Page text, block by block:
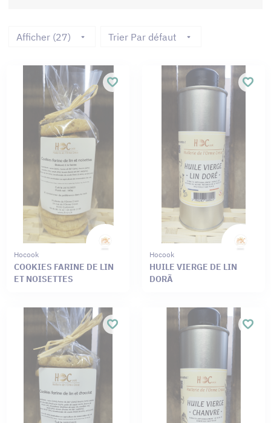
Afficher (27) Trier Par défaut
Hocook
COOKIES FARINE DE LIN
ET NOISETTES
Hocook
HUILE VIERGE DE LIN
DORÃ